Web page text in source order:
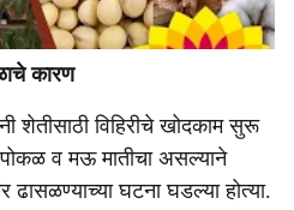
कारण
शेतीसाठी विहिरीचे खोदकाम सुरू
व मऊ मातीचा असल्याने
ढासळण्याच्या घटना घडल्या होत्या.